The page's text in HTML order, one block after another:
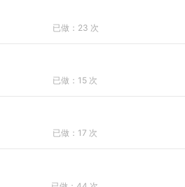
已做：23 次
已做：15 次
已做：17 次